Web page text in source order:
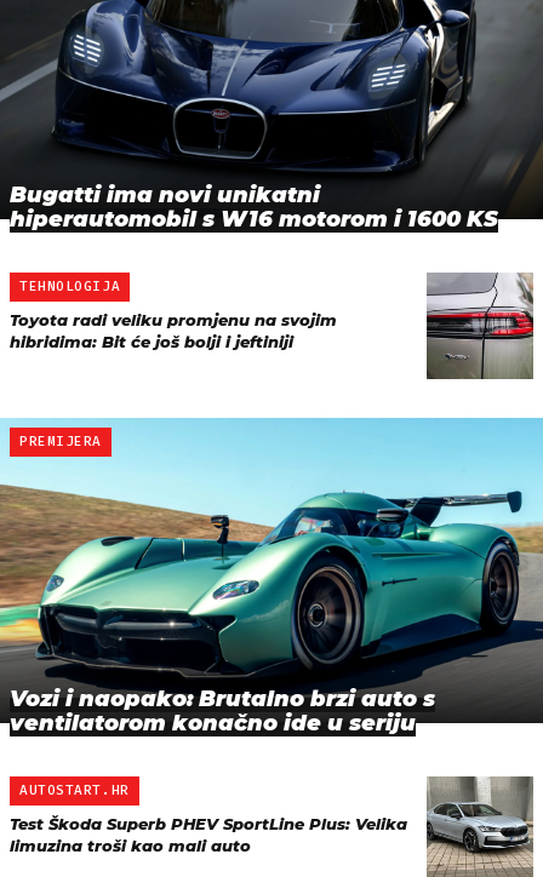
Bugatti ima novi unikatni
hiperautomobil s W16 motorom i 1600 KS
TEHNOLOGIJA
Toyota radi veliku promjenu na svojim
hibridima: Bit će još bolji i jeftiniji
PREMIJERA
Vozi i naopako: Brutalno brzi auto s
ventilatorom konačno ide u seriju
AUTOSTART.HR
Test Škoda Superb PHEV SportLine Plus: Velika
limuzina troši kao mali auto